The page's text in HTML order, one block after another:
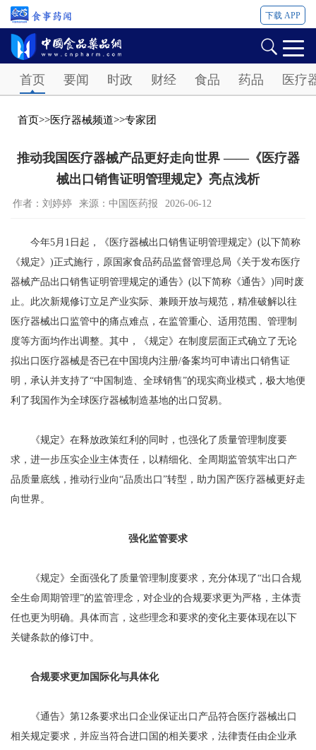
下载 APP
首页 要闻 时政 财经 食品 药品 医疗
首页>>医疗器械频道>>专家团
推动我国医疗器械产品更好走向世界 ——《医疗器
械出口销售证明管理规定》亮点浅析
作者：刘婷婷 来源：中国医药报 2026-06-12
今年5月1日起，《医疗器械出口销售证明管理规定》(以下简称
《规定》)正式施行，原国家食品药品监督管理总局《关于发布医疗
器械产品出口销售证明管理规定的通告》(以下简称《通告》)同时废
止。此次新规修订立足产业实际、兼顾开放与规范，精准破解以往
医疗器械出口监管中的痛点难点，在监管重心、适用范围、管理制
度等方面均作出调整。其中，《规定》在制度层面正式确立了无论
拟出口医疗器械是否已在中国境内注册/备案均可申请出口销售证
明，承认并支持了“中国制造、全球销售”的现实商业模式，极大地便
利了我国作为全球医疗器械制造基地的出口贸易。
《规定》在释放政策红利的同时，也强化了质量管理制度要
求，进一步压实企业主体责任，以精细化、全周期监管筑牢出口产
品质量底线，推动行业向“品质出口”转型，助力国产医疗器械更好走
向世界。
强化监管要求
《规定》全面强化了质量管理制度要求，充分体现了“出口合规
全生命周期管理”的监管理念，对企业的合规要求更为严格，主体责
任也更为明确。具体而言，这些理念和要求的变化主要体现在以下
关键条款的修订中。
合规要求更加国际化与具体化
《通告》第12条要求出口企业保证出口产品符合医疗器械出口
相关规定要求，并应当符合进口国的相关要求，法律责任由企业承